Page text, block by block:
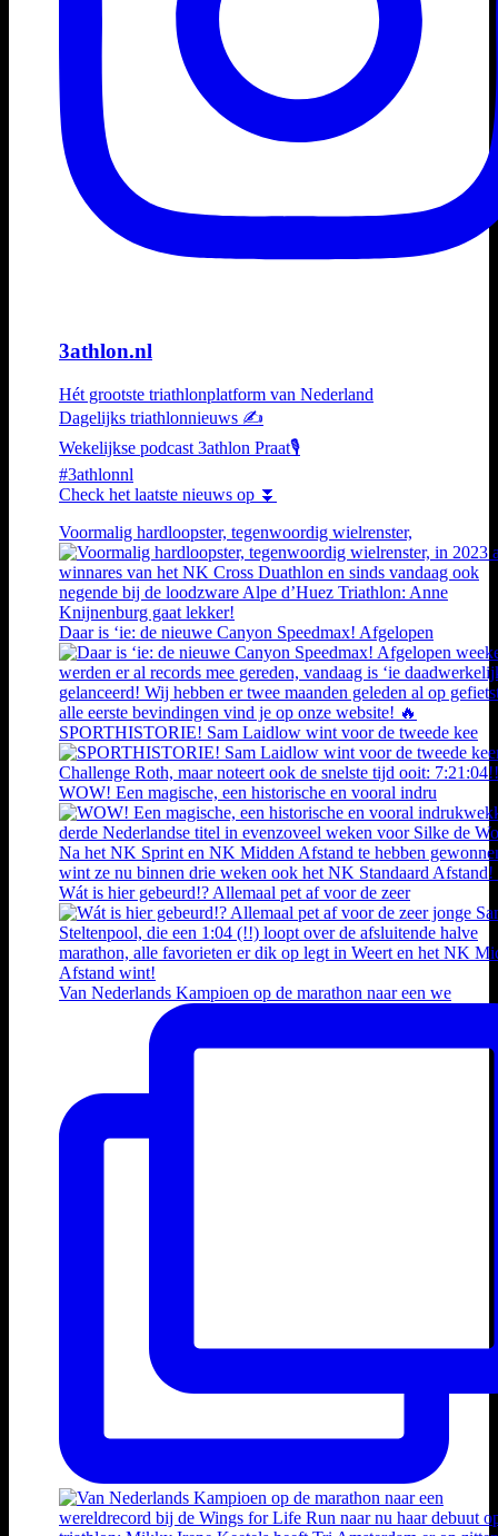
3athlon.nl
Hét grootste triathlonplatform van Nederland
Dagelijks triathlonnieuws ✍️
Wekelijkse podcast 3athlon Praat🎙️
#3athlonnl
Check het laatste nieuws op ⏬
Voormalig hardloopster, tegenwoordig wielrenster,
Daar is ‘ie: de nieuwe Canyon Speedmax! Afgelopen
SPORTHISTORIE! Sam Laidlow wint voor de tweede kee
WOW! Een magische, een historische en vooral indru
Wát is hier gebeurd!? Allemaal pet af voor de zeer
Van Nederlands Kampioen op de marathon naar een we